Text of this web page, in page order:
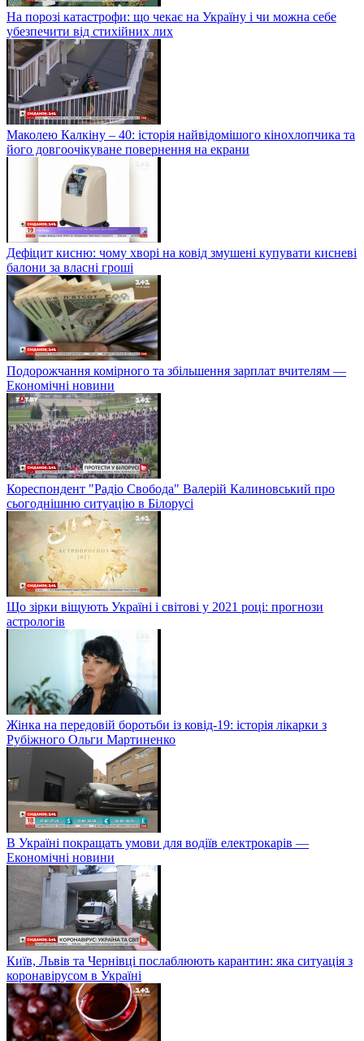
На порозі катастрофи: що чекає на Україну і чи можна себе
убезпечити від стихійних лих
Маколею Калкіну – 40: історія найвідомішого кінохлопчика та
його довгоочікуване повернення на екрани
Дефіцит кисню: чому хворі на ковід змушені купувати кисневі
балони за власні гроші
Подорожчання комірного та збільшення зарплат вчителям —
Економічні новини
Кореспондент "Радіо Свобода" Валерій Калиновський про
сьогоднішню ситуацію в Білорусі
Що зірки віщують Україні і світові у 2021 році: прогнози
астрологів
Жінка на передовій боротьби із ковід-19: історія лікарки з
Рубіжного Ольги Мартиненко
В Україні покращать умови для водіїв електрокарів —
Економічні новини
Київ, Львів та Чернівці послаблюють карантин: яка ситуація з
коронавірусом в Україні